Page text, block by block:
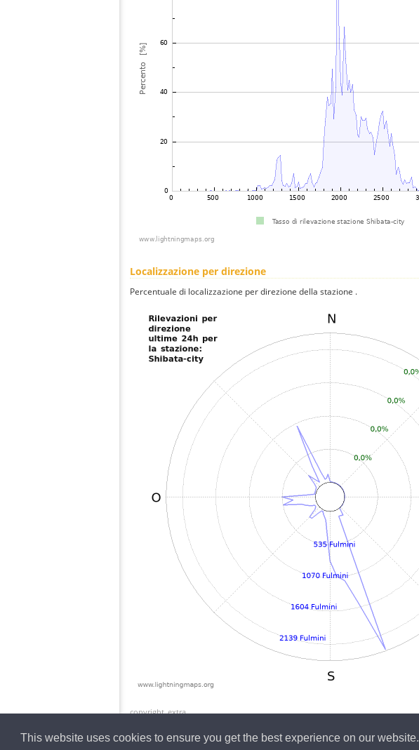
This website uses cookies to ensure you get the best experience on our website.
Localizzazione per direzione
Percentuale di localizzazione per direzione della stazione .
copyright_extra